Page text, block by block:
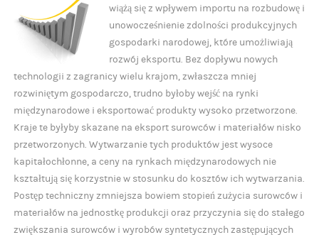
wiążą się z wpływem importu na rozbudowę i
unowocześnienie zdolności produkcyjnych
gospodarki narodowej, które umożliwiają
rozwój eksportu. Bez dopływu nowych
technologii z zagranicy wielu krajom, zwłaszcza mniej
rozwiniętym gospodarczo, trudno byłoby wejść na rynki
międzynarodowe i eksportować produkty wysoko przetworzone.
Kraje te byłyby skazane na eksport surowców i materiałów nisko
przetworzonych. Wytwarzanie tych produktów jest wysoce
kapitałochłonne, a ceny na rynkach międzynarodowych nie
kształtują się korzystnie w stosunku do kosztów ich wytwarzania.
Postęp techniczny zmniejsza bowiem stopień zużycia surowców i
materiałów na jednostkę produkcji oraz przyczynia się do stałego
zwiększania surowców i wyrobów syntetycznych zastępujących